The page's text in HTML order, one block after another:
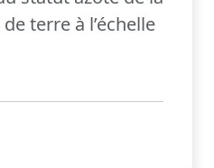
terre à l’échelle